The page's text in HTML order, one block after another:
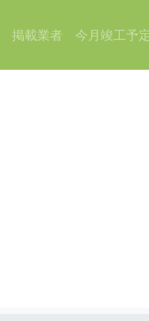
掲載業者 今月竣工予